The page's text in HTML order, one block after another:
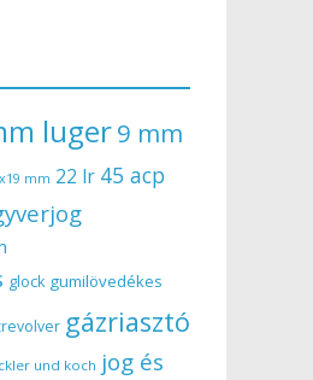
luger9 mm
mm 22 lr 45 acp
glock gumilövedékes
gázriasztó
und koch jog és